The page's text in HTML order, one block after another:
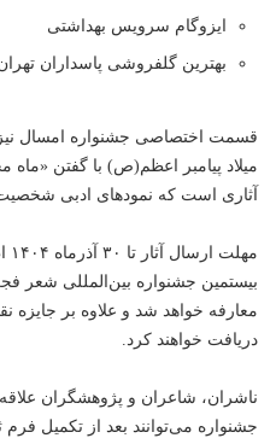
ایزوگام سرویس بهداشتی
بهترین گلفروشی پاسداران
قسمت اختصاصی جشنواره امسال
میلاد پیامبر اعظم(ص) با گفتن
آثاری است که نمود‌های ادبی شخصیت
معارفه خواهد شد و علاوه ‌بر جایزه
دریافت خواهند کرد.
ناشران، شاعران و پژوهشگران